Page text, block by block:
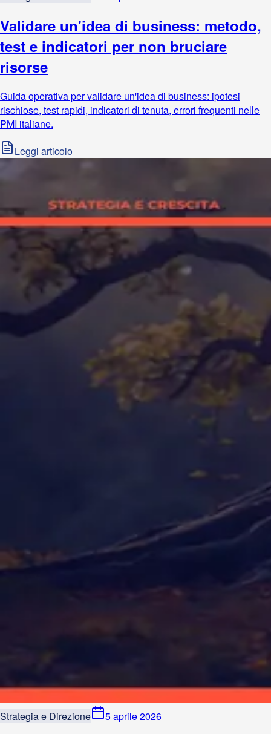
Validare un'idea di business: metodo,
test e indicatori per non bruciare
risorse
Guida operativa per validare un'idea di business: ipotesi
rischiose, test rapidi, indicatori di tenuta, errori frequenti nelle
PMI italiane.
Leggi articolo
Strategia e Direzione 5 aprile 2026